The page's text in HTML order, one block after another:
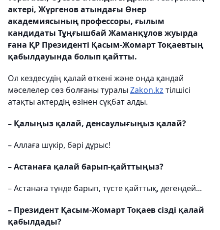
актері, Жүргенов атындағы Өнер
академиясының профессоры, ғылым
кандидаты Тұңғышбай Жаманқұлов жуырда
ғана ҚР Президенті Қасым-Жомарт Тоқаевтың
қабылдауында болып қайтты.
Ол кездесудің қалай өткені және онда қандай
мәселелер сөз болғаны туралы Zakon.kz тілшісі
атақты актердің өзінен сұқбат алды.
– Қалыңыз қалай, денсаулығыңыз қалай?
– Аллаға шүкір, бәрі дұрыс!
– Астанаға қалай барып-қайттыңыз?
– Астанаға түнде барып, түсте қайттық, дегендей...
– Президент Қасым-Жомарт Тоқаев сізді қалай
қабылдады?